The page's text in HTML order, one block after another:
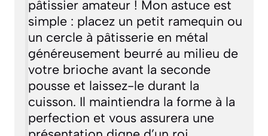
pâtissier amateur ! Mon astuce est
simple : placez un petit ramequin ou
un cercle à pâtisserie en métal
généreusement beurré au milieu de
votre brioche avant la seconde
pousse et laissez-le durant la
cuisson. Il maintiendra la forme à la
perfection et vous assurera une